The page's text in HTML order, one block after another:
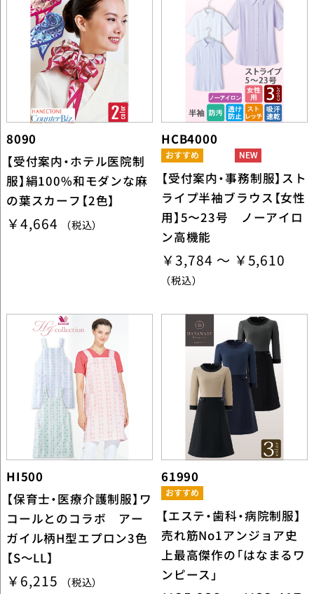
8090
【受付案内・ホテル医院制
服】絹100%和モダンな麻
の葉スカーフ【2色】
￥4,664 （税込）
HCB4000
【受付案内・事務制服】スト
ライプ半袖ブラウス【女性
用】5〜23号 ノーアイロ
ン高機能
￥3,784 ～ ￥5,610
（税込）
HI500
【保育士・医療介護制服】ワ
コールとのコラボ アー
ガイル柄H型エプロン3色
【S～LL】
￥6,215 （税込）
61990
【エステ・歯科・病院制服】
売れ筋No1アンジョア史
上最高傑作の「はなまるワ
ンピース」